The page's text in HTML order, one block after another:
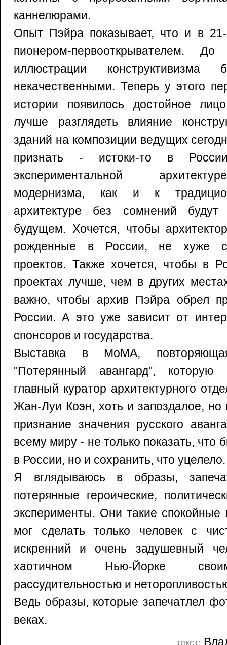
каннелюрами.
Опыт Пэйра показывает, что и в
пионером-первооткрывателем.
иллюстрации
некачественными. Теперь у этого
истории появилось достойное
лучше разглядеть влияние
зданий на композиции ведущих
признать - истоки-то в
экспериментальной
модернизма, как и к
архитектуре без сомнений
будущем. Хочется, чтобы
рожденные в России, не хуже
проектов. Также хочется, чтобы в
проектах лучше, чем в других
важно, чтобы архив Пэйра обрел
России. А это уже зависит от
спонсоров и государства.
Выставка в МоМА,
"Потерянный авангард", которую
главный куратор архитектурного
Жан-Луи Коэн, хоть и запоздалое, но
признание значения русского
всему миру - не только показать, что
в России, но и сохранить, что уцелело.
Я вглядываюсь в образы,
потерянные героические,
эксперименты. Они такие
мог сделать только человек с
искренний и очень задушевный
хаотичном Нью-Йорке
рассудительностью и
Ведь образы, которые запечатлел
веках.
текст: